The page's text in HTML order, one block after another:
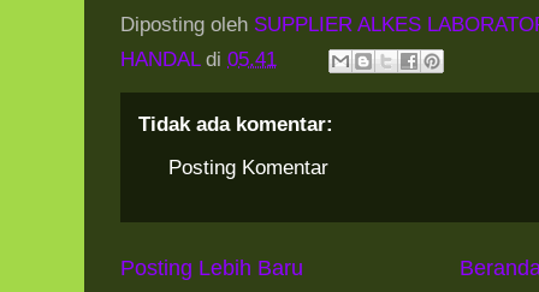
Diposting oleh SUPPLIER ALKES
HANDAL di 05.41
Tidak ada komentar:
Posting Komentar
Posting Lebih Baru